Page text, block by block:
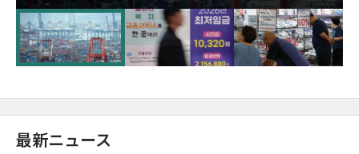
が初の1000億ドル突破
最新ニュース